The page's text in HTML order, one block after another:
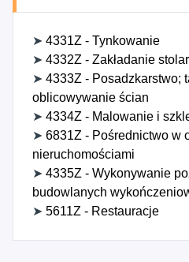
➤ 4331Z - Tynkowanie
➤ 4332Z - Zakładanie
➤ 4333Z - Posadzkarstwo;
oblicowywanie ścian
➤ 4334Z - Malowanie i
➤ 6831Z - Pośrednictwo w
nieruchomościami
➤ 4335Z - Wykonywanie
budowlanych
➤ 5611Z - Restauracje